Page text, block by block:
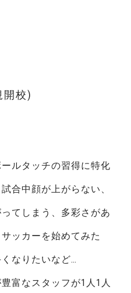
開校)
ルタッチの習得に特化
合中顔が上がらない、
てしまう、多彩さがあ
ッカーを始めてみた
なりたいなど…
富なスタッフが1人1人
15東近江